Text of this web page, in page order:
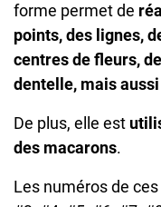
forme permet de
points, des lignes,
centres de fleurs,
dentelle, mais
De plus, elle est
des macarons.
Les numéros de